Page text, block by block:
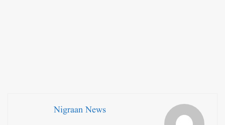
Nigraan News